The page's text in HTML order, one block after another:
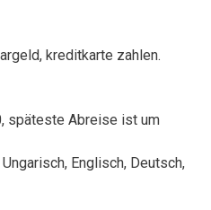
kreditkarte zahlen.
späteste Abreise ist um
Englisch, Deutsch,